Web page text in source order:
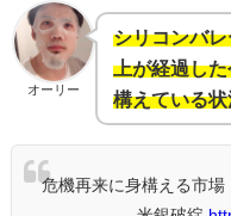
オーリー
シリコンバ
上が経過し
構えている
危機再来に身構える市